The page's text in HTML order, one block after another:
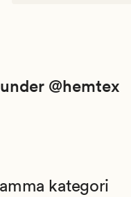
@hemtex
kategori